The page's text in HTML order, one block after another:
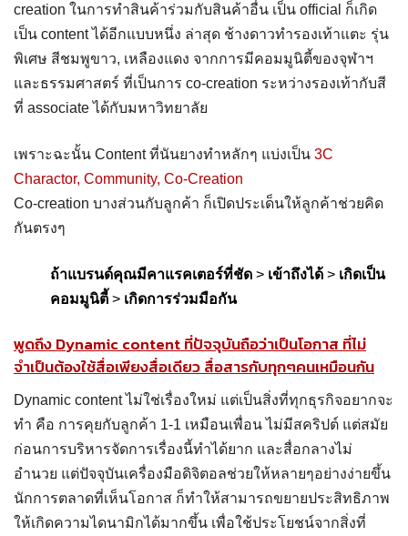
creation ในการทำสินค้าร่วมกับสินค้าอื่น เป็น official ก็เกิด
เป็น content ได้อีกแบบหนึ่ง ล่าสุด ช้างดาวทำรองเท้าแตะ รุ่น
พิเศษ สีชมพูขาว, เหลืองแดง จากการมีคอมมูนิตี้ของจุฬาฯ
และธรรมศาสตร์ ที่เป็นการ co-creation ระหว่างรองเท้ากับสี
ที่ associate ได้กับมหาวิทยาลัย
เพราะฉะนั้น Content ที่นันยางทำหลักๆ แบ่งเป็น 3C
Charactor, Community, Co-Creation
Co-creation บางส่วนกับลูกค้า ก็เปิดประเด็นให้ลูกค้าช่วยคิด
กันตรงๆ
ถ้าแบรนด์คุณมีคาแรคเตอร์ที่ชัด > เข้าถึงได้ > เกิดเป็น
คอมมูนิตี้ > เกิดการร่วมมือกัน
พูดถึง Dynamic content ที่ปัจจุบันถือว่าเป็นโอกาส ที่ไม่
จำเป็นต้องใช้สื่อเพียงสื่อเดียว สื่อสารกับทุกๆคนเหมือนกัน
Dynamic content ไม่ใช่เรื่องใหม่ แต่เป็นสิ่งที่ทุกธุรกิจอยากจะ
ทำ คือ การคุยกับลูกค้า 1-1 เหมือนเพื่อน ไม่มีสคริปต์ แต่สมัย
ก่อนการบริหารจัดการเรื่องนี้ทำได้ยาก และสื่อกลางไม่
อำนวย แต่ปัจจุบันเครื่องมือดิจิตอลช่วยให้หลายๆอย่างง่ายขึ้น
นักการตลาดที่เห็นโอกาส ก็ทำให้สามารถขยายประสิทธิภาพ
ให้เกิดความไดนามิกได้มากขึ้น เพื่อใช้ประโยชน์จากสิ่งที่